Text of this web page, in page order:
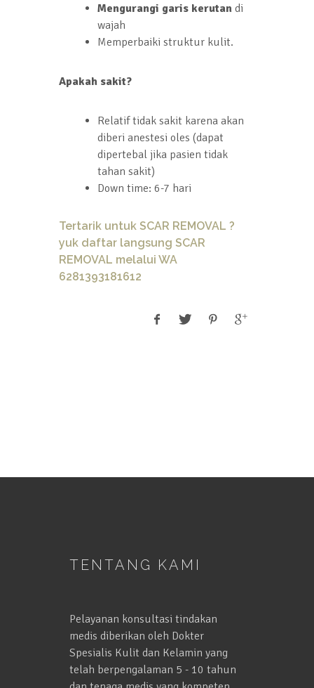
Mengurangi garis kerutan di
wajah
Memperbaiki struktur kulit.
Apakah sakit?
Relatif tidak sakit karena akan
diberi anestesi oles (dapat
dipertebal jika pasien tidak
tahan sakit)
Down time: 6-7 hari
Tertarik untuk SCAR REMOVAL ?
yuk daftar langsung SCAR
REMOVAL melalui WA
6281393181612
TENTANG KAMI
Pelayanan konsultasi tindakan
medis diberikan oleh Dokter
Spesialis Kulit dan Kelamin yang
telah berpengalaman 5 - 10 tahun